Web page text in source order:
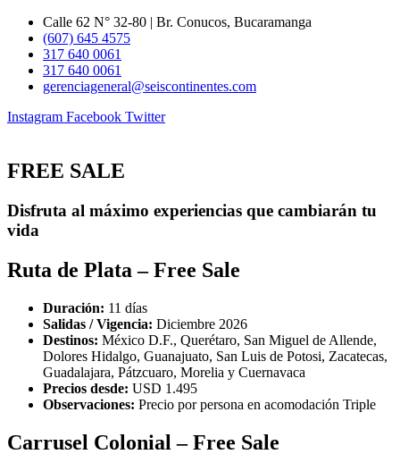
contenido
Calle 62 N° 32-80 | Br. Conucos, Bucaramanga
(607) 645 4575
317 640 0061
317 640 0061
gerenciageneral@seiscontinentes.com
Instagram Facebook Twitter
FREE SALE
Disfruta al máximo experiencias que cambiarán tu
vida
Ruta de Plata – Free Sale
Duración: 11 días
Salidas / Vigencia: Diciembre 2026
Destinos: México D.F., Querétaro, San Miguel de Allende,
Dolores Hidalgo, Guanajuato, San Luis de Potosi, Zacatecas,
Guadalajara, Pátzcuaro, Morelia y Cuernavaca
Precios desde: USD 1.495
Observaciones: Precio por persona en acomodación Triple
Carrusel Colonial – Free Sale